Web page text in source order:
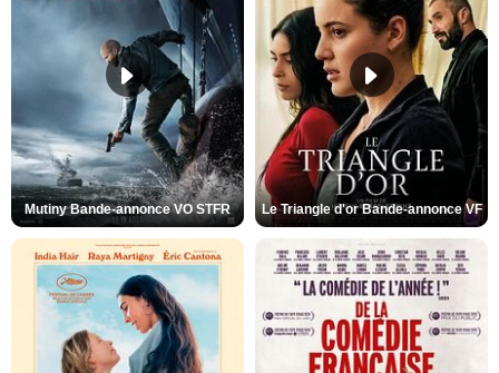
Mutiny Bande-annonce VO STFR Le Triangle d'or Bande-annonce VF